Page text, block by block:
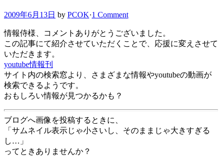
2009年6月13日 by PCOK·1 Comment
情報侍様、コメントありがとうございました。
この記事にて紹介させていただくことで、応援に変えさせて
いただきます。
youtube情報刊
サイト内の検索窓より、さまざまな情報やyoutubeの動画が
検索できるようです。
おもしろい情報が見つかるかも？
ブログへ画像を投稿するときに、
「サムネイル表示じゃ小さいし、そのままじゃ大きすぎる
し…」
ってときありませんか？